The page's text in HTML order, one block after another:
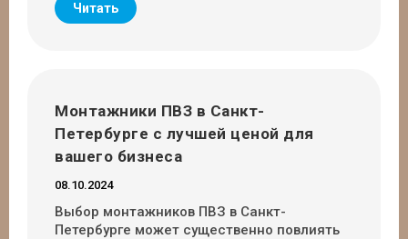
Читать
Монтажники ПВЗ в Санкт-
Петербурге с лучшей ценой для
вашего бизнеса
08.10.2024
Выбор монтажников ПВЗ в Санкт-
Петербурге может существенно повлиять